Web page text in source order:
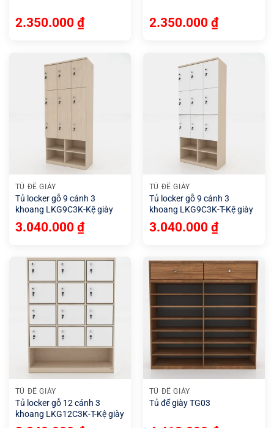
2.350.000 ₫ 2.350.000 ₫
TỦ ĐỂ GIÀY
Tủ locker gỗ 9 cánh 3
khoang LKG9C3K-Kệ giày
3.040.000 ₫
TỦ ĐỂ GIÀY
Tủ locker gỗ 9 cánh 3
khoang LKG9C3K-T-Kệ giày
3.040.000 ₫
TỦ ĐỂ GIÀY
Tủ locker gỗ 12 cánh 3
khoang LKG12C3K-T-Kệ giày
TỦ ĐỂ GIÀY
Tủ để giày TG03